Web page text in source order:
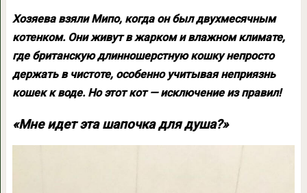
Хозяева взяли Мипо, когда он был двухмесячным
котенком. Они живут в жарком и влажном климате,
где британскую длинношерстную кошку непросто
держать в чистоте, особенно учитывая неприязнь
кошек к воде. Но этот кот — исключение из правил!
«Мне идет эта шапочка для душа?»